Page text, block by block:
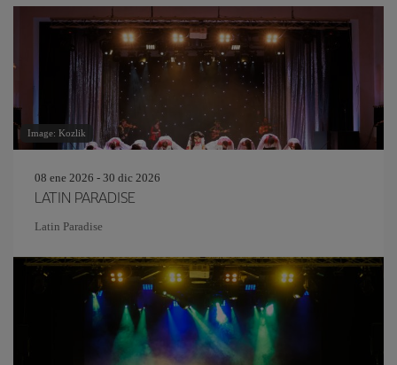
Image: Kozlik
08 ene 2026 - 30 dic 2026
LATIN PARADISE
Latin Paradise